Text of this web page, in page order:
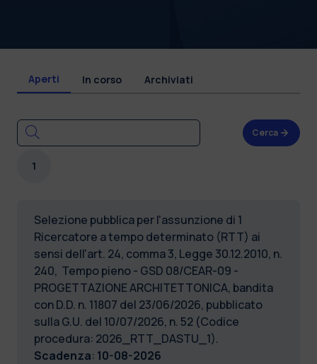
Aperti In corso Archiviati
Cerca
1
Selezione pubblica per l'assunzione di 1
Ricercatore a tempo determinato (RTT) ai
sensi dell'art. 24, comma 3, Legge 30.12.2010, n.
240, Tempo pieno - GSD 08/CEAR-09 -
PROGETTAZIONE ARCHITETTONICA, bandita
con D.D. n. 11807 del 23/06/2026, pubblicato
sulla G.U. del 10/07/2026, n. 52 (Codice
procedura: 2026_RTT_DASTU_1).
Scadenza: 10-08-2026